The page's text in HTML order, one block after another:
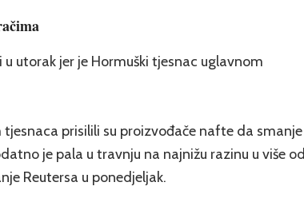
utorak jer je Hormuški tjesnac uglavnom
prisilili su proizvođače nafte da smanje
je pala u travnju na najnižu razinu u više od
Reutersa u ponedjeljak.